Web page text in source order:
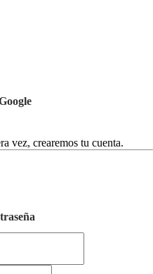
vez, crearemos tu cuenta.